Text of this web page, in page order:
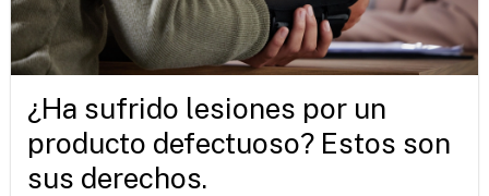
¿Ha sufrido lesiones por un
producto defectuoso? Estos son
sus derechos.